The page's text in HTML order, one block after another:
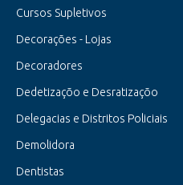
Cursos Supletivos
Decorações - Lojas
Decoradores
Dedetizaçõo e Desratizaçõo
Delegacias e Distritos Policiais
Demolidora
Dentistas